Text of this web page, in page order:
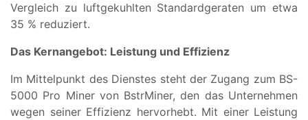
Vergleich zu luftgekuhlten Standardgeraten um etwa
35 % reduziert.
Das Kernangebot: Leistung und Effizienz
Im Mittelpunkt des Dienstes steht der Zugang zum BS-
5000 Pro Miner von BstrMiner, den das Unternehmen
wegen seiner Effizienz hervorhebt. Mit einer Leistung